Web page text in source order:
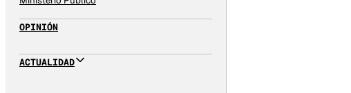
OPINIÓN
ACTUALIDAD